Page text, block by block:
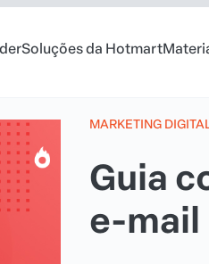
Soluções da Hotmart
MARKETING
Guia
e-mail